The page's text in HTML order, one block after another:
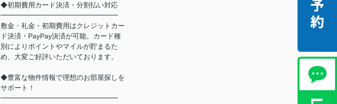
◆初期費用カード決済・分割払い対応
━━━━━━━━━━━━━━━━━
敷金・礼金・初期費用はクレジットカー
ド決済・PayPay決済が可能。カード種
別によりポイントやマイルが貯まるた
め、大変ご好評いただいております。
◆豊富な物件情報で理想のお部屋探しを
サポート！
━━━━━━━━━━━━━━━━━